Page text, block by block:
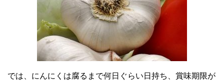
では、にんにくは腐るまで何日ぐらい日持ち、賞味期限が